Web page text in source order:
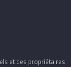
et des propriétaires